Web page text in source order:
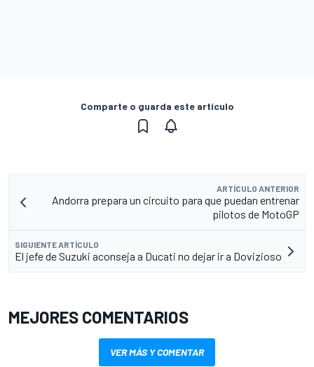
Comparte o guarda este artículo
ARTÍCULO ANTERIOR
Andorra prepara un circuito para que puedan entrenar
pilotos de MotoGP
SIGUIENTE ARTÍCULO
El jefe de Suzuki aconseja a Ducati no dejar ir a Dovizioso
MEJORES COMENTARIOS
VER MÁS Y COMENTAR